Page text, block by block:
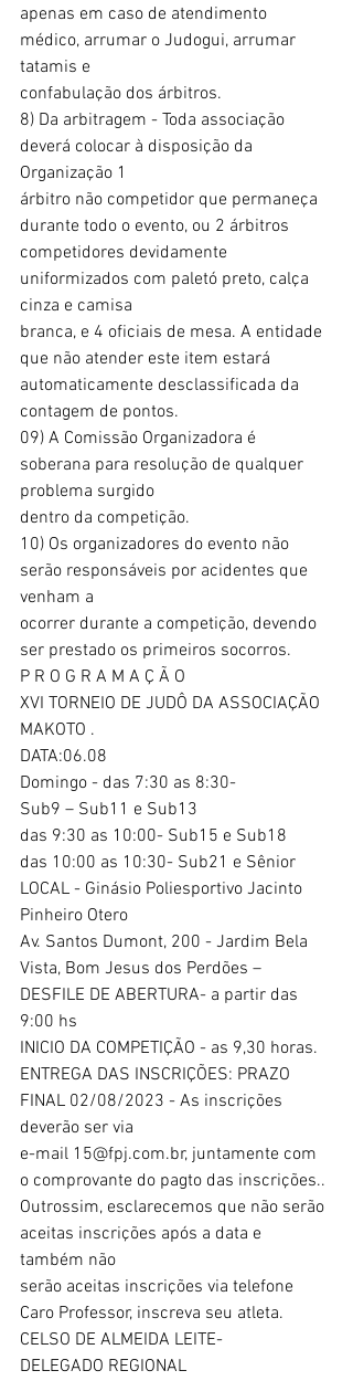
apenas em caso de atendimento
médico, arrumar o Judogui, arrumar
tatamis e
confabulação dos árbitros.
8) Da arbitragem - Toda associação
deverá colocar à disposição da
Organização 1
árbitro não competidor que permaneça
durante todo o evento, ou 2 árbitros
competidores devidamente
uniformizados com paletó preto, calça
cinza e camisa
branca, e 4 oficiais de mesa. A entidade
que não atender este item estará
automaticamente desclassificada da
contagem de pontos.
09) A Comissão Organizadora é
soberana para resolução de qualquer
problema surgido
dentro da competição.
10) Os organizadores do evento não
serão responsáveis por acidentes que
venham a
ocorrer durante a competição, devendo
ser prestado os primeiros socorros.
P R O G R A M A Ç Ã O
XVI TORNEIO DE JUDÔ DA ASSOCIAÇÃO
MAKOTO .
DATA:06.08
Domingo - das 7:30 as 8:30-
Sub9 – Sub11 e Sub13
das 9:30 as 10:00- Sub15 e Sub18
das 10:00 as 10:30- Sub21 e Sênior
LOCAL - Ginásio Poliesportivo Jacinto
Pinheiro Otero
Av. Santos Dumont, 200 - Jardim Bela
Vista, Bom Jesus dos Perdões –
DESFILE DE ABERTURA- a partir das
9:00 hs
INICIO DA COMPETIÇÃO - as 9,30 horas.
ENTREGA DAS INSCRIÇÕES: PRAZO
FINAL 02/08/2023 - As inscrições
deverão ser via
e-mail 15@fpj.com.br, juntamente com
o comprovante do pagto das inscrições..
Outrossim, esclarecemos que não serão
aceitas inscrições após a data e
também não
serão aceitas inscrições via telefone
Caro Professor, inscreva seu atleta.
CELSO DE ALMEIDA LEITE-
DELEGADO REGIONAL